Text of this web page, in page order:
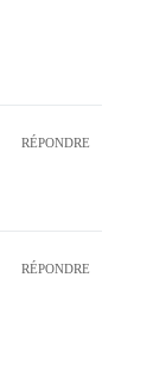
RÉPONDRE
RÉPONDRE